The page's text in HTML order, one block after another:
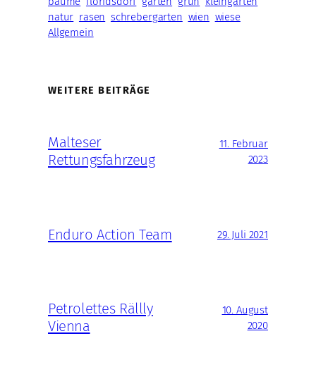
natur rasen schrebergarten wien wiese
Allgemein
WEITERE BEITRÄGE
Malteser
Rettungsfahrzeug
11. Februar
2023
Enduro Action Team 29. Juli 2021
Petrolettes Rällly
Vienna
10. August
2020